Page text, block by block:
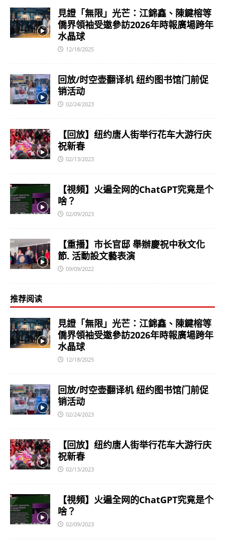
見證「無限」光芒：江錦鑫、陳鍵榕等
僑界領袖受邀參訪2026年時報廣場跨年
水晶球
12/18/2025
回放/时空壶翻译机 纽约图书馆门前促
销活动
02/24/2023
【回放】纽约唐人街举行花车大游行庆
祝新春
02/13/2023
【視頻】火遍全网的ChatGPT究竟是个
啥？
02/09/2023
【重播】市长官邸 舉辦慶祝中秋文化
節. 活動設文藝表演
09/09/2022
推荐阅读
見證「無限」光芒：江錦鑫、陳鍵榕等
僑界領袖受邀參訪2026年時報廣場跨年
水晶球
12/18/2025
回放/时空壶翻译机 纽约图书馆门前促
销活动
02/24/2023
【回放】纽约唐人街举行花车大游行庆
祝新春
02/13/2023
【視頻】火遍全网的ChatGPT究竟是个
啥？
02/09/2023